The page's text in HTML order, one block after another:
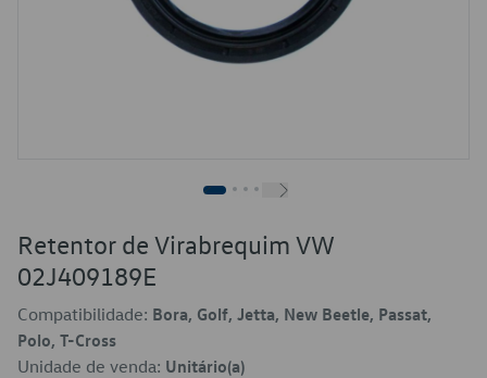
Retentor de Virabrequim VW
02J409189E
Compatibilidade: Bora, Golf, Jetta, New Beetle, Passat,
Polo, T-Cross
Unidade de venda: Unitário(a)